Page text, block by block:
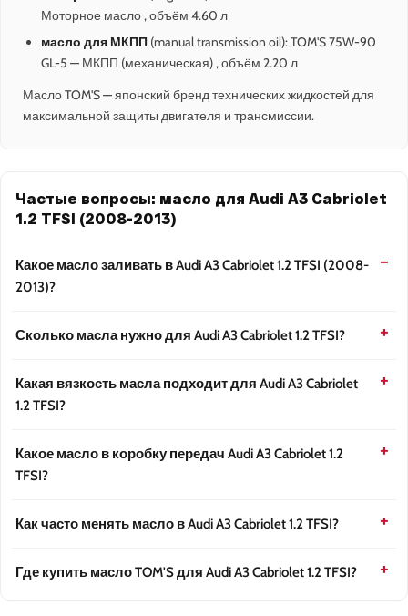
Моторное масло , объём 4.60 л
масло для МКПП (manual transmission oil): TOM'S 75W-90
GL-5 — МКПП (механическая) , объём 2.20 л
Масло TOM'S — японский бренд технических жидкостей для
максимальной защиты двигателя и трансмиссии.
Частые вопросы: масло для Audi A3 Cabriolet
1.2 TFSI (2008-2013)
Какое масло заливать в Audi A3 Cabriolet 1.2 TFSI (2008-
2013)?
Сколько масла нужно для Audi A3 Cabriolet 1.2 TFSI?
Какая вязкость масла подходит для Audi A3 Cabriolet
1.2 TFSI?
Какое масло в коробку передач Audi A3 Cabriolet 1.2
TFSI?
Как часто менять масло в Audi A3 Cabriolet 1.2 TFSI?
Где купить масло TOM'S для Audi A3 Cabriolet 1.2 TFSI?